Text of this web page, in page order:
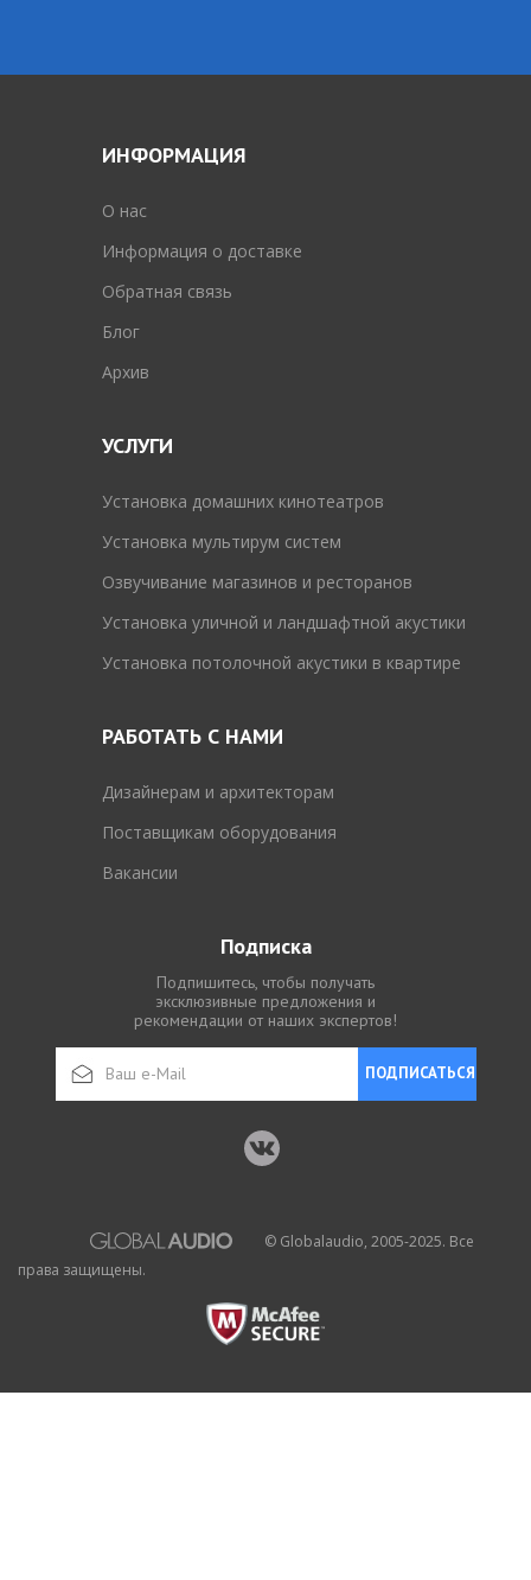
ИНФОРМАЦИЯ
O нас
Информация о доставке
Обратная связь
Блог
Архив
УСЛУГИ
Установка домашних кинотеатров
Установка мультирум систем
Озвучивание магазинов и ресторанов
Установка уличной и ландшафтной акустики
Установка потолочной акустики в квартире
РАБОТАТЬ С НАМИ
Дизайнерам и архитекторам
Поставщикам оборудования
Вакансии
Подписка
Подпишитесь, чтобы получать
эксклюзивные предложения и
рекомендации от наших экспертов!
ПОДПИСАТЬСЯ
© Globalaudio, 2005-2025. Все
права защищены.